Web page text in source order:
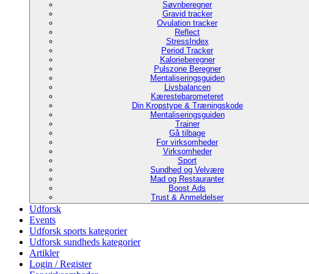
Søvnberegner
Gravid tracker
Ovulation tracker
Reflect
StressIndex
Period Tracker
Kalorieberegner
Pulszone Beregner
Mentaliseringsguiden
Livsbalancen
Kærestebarometeret
Din Kropstype & Træningskode
Mentaliseringsguiden
Trainer
Gå tilbage
For virksomheder
Virksomheder
Sport
Sundhed og Velvære
Mad og Restauranter
Boost Ads
Trust & Anmeldelser
Udforsk
Events
Udforsk sports kategorier
Udforsk sundheds kategorier
Artikler
Login / Register